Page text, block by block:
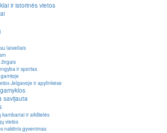
ir istorinės vietos
laiveliais
žirgais
ir sportas
Jelgavoje ir apylinkėse
savijauta
kambariai ir aikštelės
vietos
naktinis gyvenimas